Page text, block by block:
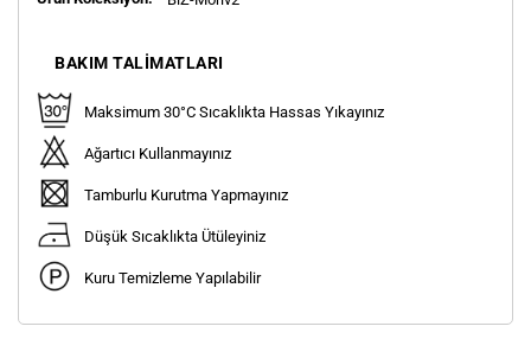
BAKIM TALIMATLARI
Maksimum 30°C Sıcaklıkta Hassas Yıkayınız
Ağartıcı Kullanmayınız
Tamburlu Kurutma Yapmayınız
Düşük Sıcaklıkta Ütüleyiniz
Kuru Temizleme Yapılabilir